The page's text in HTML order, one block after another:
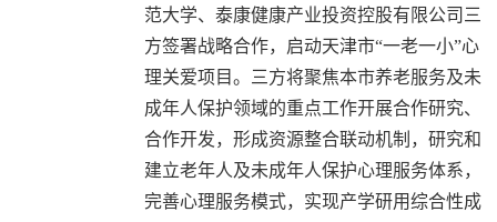
范大学、泰康健康产业投资控股有限公司三
方签署战略合作，启动天津市“一老一小”心
理关爱项目。三方将聚焦本市养老服务及未
成年人保护领域的重点工作开展合作研究、
合作开发，形成资源整合联动机制，研究和
建立老年人及未成年人保护心理服务体系，
完善心理服务模式，实现产学研用综合性成